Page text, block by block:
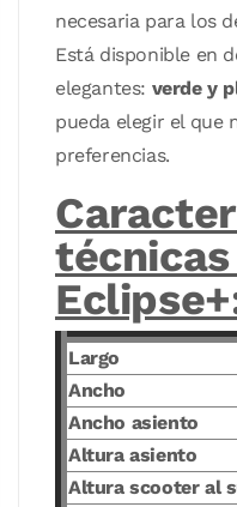
necesaria para los
Está disponible en
elegantes: verde y
pueda elegir el que
preferencias.
Largo
Ancho
Ancho asiento
Altura asiento
Altura scooter al